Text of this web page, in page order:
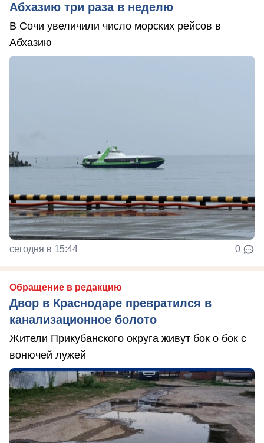
Абхазию три раза в неделю
В Сочи увеличили число морских рейсов в
Абхазию
сегодня в 15:44 0
Обращение в редакцию
Двор в Краснодаре превратился в
канализационное болото
Жители Прикубанского округа живут бок о бок с
вонючей лужей